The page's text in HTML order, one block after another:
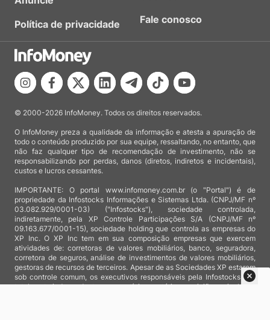
Política de privacidade
Fale conosco
© 2000-2026 InfoMoney. Todos os direitos reservados.
O InfoMoney preza a qualidade da informação e atesta a apuração de
todo o conteúdo produzido por sua equipe, ressaltando, no entanto, que
não faz qualquer tipo de recomendação de investimento, não se
responsabilizando por perdas, danos (diretos, indiretos e incidentais),
custos e lucros cessantes.
IMPORTANTE: O portal www.infomoney.com.br (o "Portal") é de
propriedade da Infostocks Informações e Sistemas Ltda. (CNPJ/MF nº
03.082.929/0001-03) ("Infostocks"), sociedade controlada,
indiretamente, pela XP Controle Participações S/A (CNPJ/MF nº
09.163.677/0001-15), sociedade holding que controla as empresas do
XP Inc. O XP Inc tem em sua composição empresas que exercem
atividades de: corretoras de valores mobiliários, banco, seguradora,
corretora de seguros, análise de investimentos de valores mobiliários,
gestoras de recursos de terceiros. Apesar de as Sociedades XP estarem
sob controle comum, os executivos responsáveis pela Infostocks são
totalmente independentes e as notícias, matérias e opiniões veiculadas